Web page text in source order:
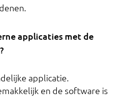
applicaties met de
applicatie.
en de software is